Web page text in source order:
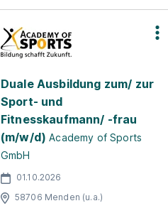
Duale Ausbildung zum/ zur
Sport- und
Fitnesskaufmann/ -frau
(m/w/d) Academy of Sports
GmbH
01.10.2026
58706 Menden (u.a.)